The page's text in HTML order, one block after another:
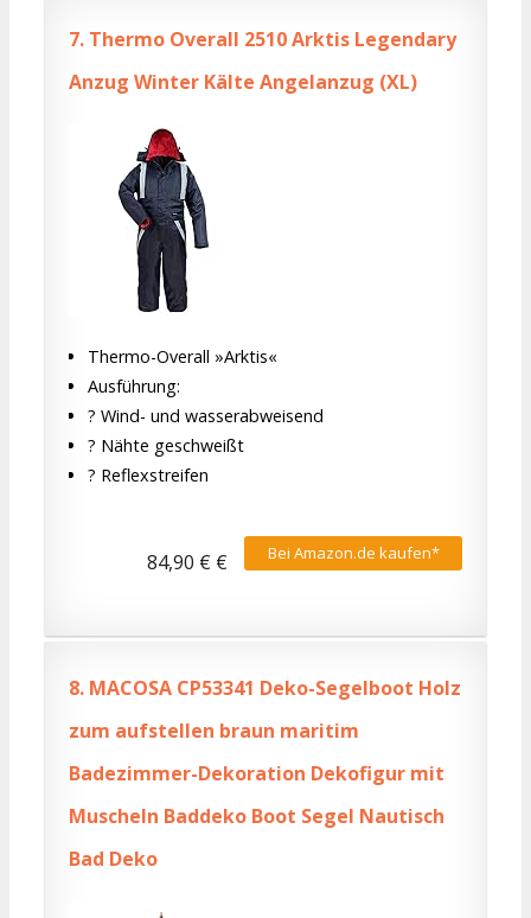
7. Thermo Overall 2510 Arktis Legendary
Anzug Winter Kälte Angelanzug (XL)
Thermo-Overall »Arktis«
Ausführung:
? Wind- und wasserabweisend
? Nähte geschweißt
? Reflexstreifen
Bei Amazon.de kaufen*
84,90 € €
8. MACOSA CP53341 Deko-Segelboot Holz
zum aufstellen braun maritim
Badezimmer-Dekoration Dekofigur mit
Muscheln Baddeko Boot Segel Nautisch
Bad Deko